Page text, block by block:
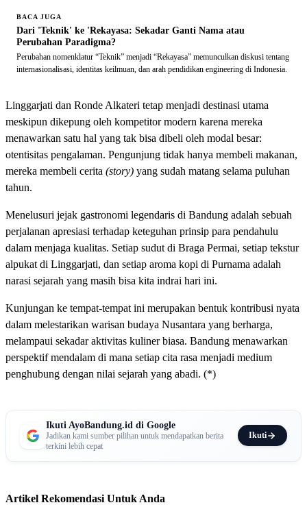
BACA JUGA
Dari 'Teknik' ke 'Rekayasa: Sekadar Ganti Nama atau
Perubahan Paradigma?
Perubahan nomenklatur “Teknik” menjadi “Rekayasa” memunculkan diskusi tentang
internasionalisasi, identitas keilmuan, dan arah pendidikan engineering di Indonesia.
Linggarjati dan Ronde Alkateri tetap menjadi destinasi utama
meskipun dikepung oleh kompetitor modern karena mereka
menawarkan satu hal yang tak bisa dibeli oleh modal besar:
otentisitas pengalaman. Pengunjung tidak hanya membeli makanan,
mereka membeli cerita (story) yang sudah matang selama puluhan
tahun.
Menelusuri jejak gastronomi legendaris di Bandung adalah sebuah
perjalanan apresiasi terhadap keteguhan prinsip para pendahulu
dalam menjaga kualitas. Setiap sudut di Braga Permai, setiap tekstur
alpukat di Linggarjati, dan setiap aroma kopi di Purnama adalah
narasi sejarah yang masih bisa kita indrai hari ini.
Kunjungan ke tempat-tempat ini merupakan bentuk kontribusi nyata
dalam melestarikan warisan budaya Nusantara yang berharga,
melampaui sekadar aktivitas kuliner biasa. Bandung menawarkan
perspektif mendalam di mana setiap cita rasa menjadi medium
penghubung dengan nilai sejarah yang abadi. (*)
Ikuti AyoBandung.id di Google
Jadikan kami sumber pilihan untuk mendapatkan berita
terkini lebih cepat
Ikuti
Artikel Rekomendasi Untuk Anda